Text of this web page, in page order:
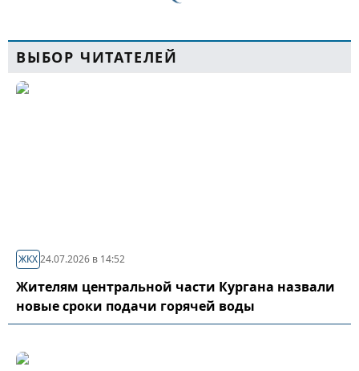
ВЫБОР ЧИТАТЕЛЕЙ
ЖКХ24.07.2026 в 14:52
Жителям центральной части Кургана назвали
новые сроки подачи горячей воды